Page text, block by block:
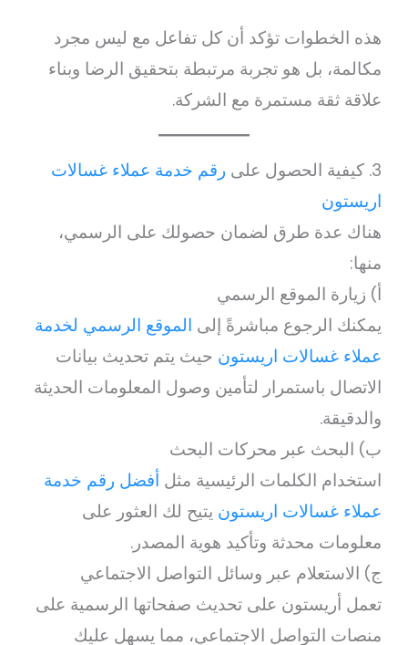
هذه الخطوات تؤكد أن كل تفاعل مع ليس مجرد
مكالمة، بل هو تجربة مرتبطة بتحقيق الرضا وبناء
علاقة ثقة مستمرة مع الشركة.
3. كيفية الحصول على
رقم خدمة عملاء غسالات
اريستون
هناك عدة طرق لضمان حصولك على الرسمي،
منها:
أ) زيارة الموقع الرسمي
يمكنك الرجوع مباشرةً إلى الموقع الرسمي لخدمة
عملاء غسالات اريستون حيث يتم تحديث بيانات
الاتصال باستمرار لتأمين وصول المعلومات الحديثة
والدقيقة.
ب) البحث عبر محركات البحث
استخدام الكلمات الرئيسية مثل أفضل رقم خدمة
عملاء غسالات اريستون يتيح لك العثور على
معلومات محدثة وتأكيد هوية المصدر.
ج) الاستعلام عبر وسائل التواصل الاجتماعي
تعمل أريستون على تحديث صفحاتها الرسمية على
منصات التواصل الاجتماعي، مما يسهل عليك